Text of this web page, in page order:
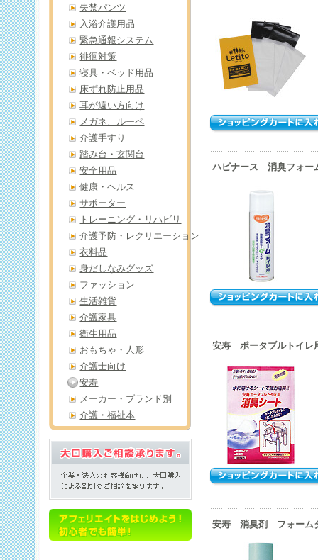
ハビナース 消臭フォ
安寿 ポータブルトイレ
安寿 消臭剤 フォーム
失禁パンツ
入浴介護用品
緊急通報システム
徘徊対策
寝具・ベッド用品
床ずれ防止用品
耳が遠い方向け
メガネ、ルーペ
介護手すり
踏み台・玄関台
安全用品
健康・ヘルス
サポーター
トレーニング・リハビリ
介護予防・レクリエーション
衣料品
身だしなみグッズ
ファッション
生活雑貨
介護家具
衛生用品
おもちゃ・人形
介護士向け
安寿
メーカー・ブランド別
介護・福祉本